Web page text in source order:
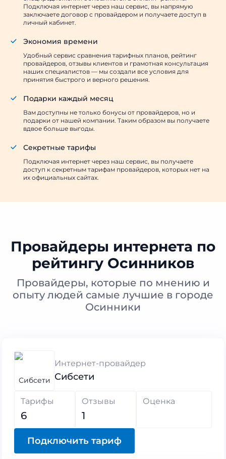
Подключая интернет через наш сервис, вы напрямую
заключаете договор с провайдером и получаете доступ в
личный кабинет.
Экономия времени
Удобный сервис сравнения тарифных планов, рейтинг
провайдеров, отзывы клиентов и грамотная консультация
наших специалистов — мы создали все условия для
принятия быстрого и верного решения.
Подарки каждый месяц
Вам доступны не только бонусы от провайдеров, но и
подарки от нашей компании. Таким образом вы получаете
вдвое больше выгоды.
Секретные тарифы
Подключая интернет через наш сервис, вы получаете
доступ к секретным тарифам провайдеров, которых нет на
их официальных сайтах.
Провайдеры интернета по
рейтингу Осинников
Провайдеры, которые по мнению и
опыту людей самые лучшие в городе
Осинники
Интернет-провайдер
Сибсети
Тарифы
6
Отзывы
1
Оценка
Подключить тариф